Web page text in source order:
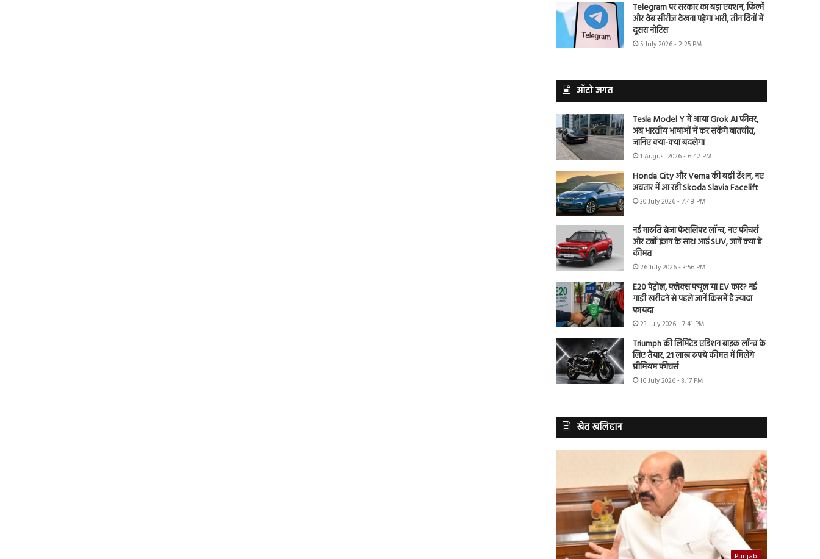
Telegram पर सरकार का बड़ा एक्शन, फिल्में
और वेब सीरीज देखना पड़ेगा भारी, तीन दिनों में
दूसरा नोटिस
5 July 2026 - 2:25 PM
ऑटो जगत
Tesla Model Y में आया Grok AI फीचर,
अब भारतीय भाषाओं में कर सकेंगे बातचीत,
जानिए क्या-क्या बदलेगा
1 August 2026 - 6:42 PM
Honda City और Verna की बढ़ी टेंशन, नए
अवतार में आ रही Skoda Slavia Facelift
30 July 2026 - 7:48 PM
नई मारुति ब्रेजा फेसलिफ्ट लॉन्च, नए फीचर्स
और टर्बो इंजन के साथ आई SUV, जानें क्या है
कीमत
26 July 2026 - 3:56 PM
E20 पेट्रोल, फ्लेक्स फ्यूल या EV कार? नई
गाड़ी खरीदने से पहले जानें किसमें है ज्यादा
फायदा
23 July 2026 - 7:41 PM
Triumph की लिमिटेड एडिशन बाइक लॉन्च के
लिए तैयार, 21 लाख रुपये कीमत में मिलेंगे
प्रीमियम फीचर्स
16 July 2026 - 3:17 PM
खेत खलिहान
Punjab